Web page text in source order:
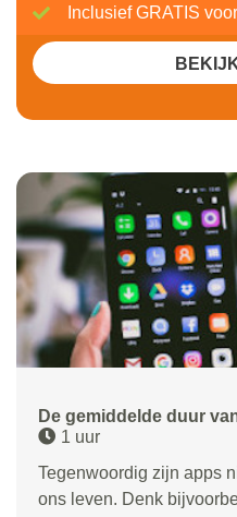
De gemiddelde duur
1 uur
Tegenwoordig zijn apps
ons leven. Denk
Inclusief GRATIS